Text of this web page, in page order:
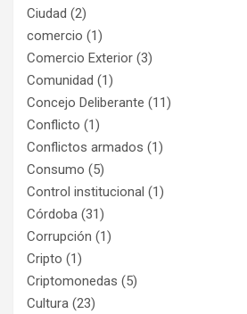
Ciudad (2)
comercio (1)
Comercio Exterior (3)
Comunidad (1)
Concejo Deliberante (11)
Conflicto (1)
Conflictos armados (1)
Consumo (5)
Control institucional (1)
Córdoba (31)
Corrupción (1)
Cripto (1)
Criptomonedas (5)
Cultura (23)